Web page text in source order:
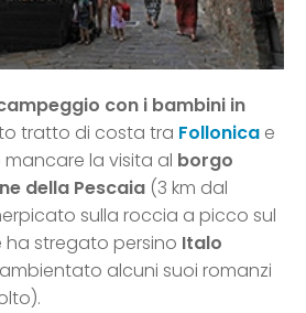
con i bambini in
tratto di costa tra Follonica e
la visita al borgo
della Pescaia (3 km dal
sulla roccia a picco sul
ha stregato persino Italo
alcuni suoi romanzi